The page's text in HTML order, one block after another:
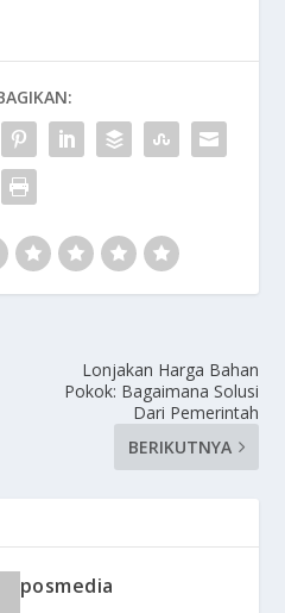
Lonjakan Harga Bahan
Pokok: Bagaimana Solusi
Dari Pemerintah
BERIKUTNYA
posmedia